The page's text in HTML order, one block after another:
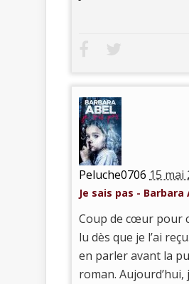
Peluche0706 15 mai
Je sais pas - Barbara
Coup de cœur pour
lu dès que je l’ai
en parler avant la
roman. Aujourd’hui,